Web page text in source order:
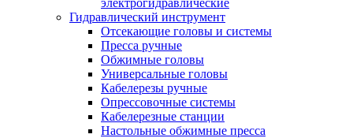
электрогидравлические
Гидравлический инструмент
Отсекающие головы и системы
Пресса ручные
Обжимные головы
Универсальные головы
Кабелерезы ручные
Опрессовочные системы
Кабелерезные станции
Настольные обжимные пресса